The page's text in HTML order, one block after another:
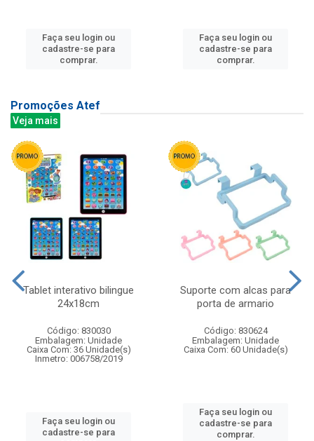
Faça seu login ou
cadastre-se para
comprar.
Faça seu login ou
cadastre-se para
comprar.
Promoções Atef
Veja mais
Tablet interativo bilingue
24x18cm
Código: 830030
Embalagem: Unidade
Caixa Com: 36 Unidade(s)
Inmetro: 006758/2019
Faça seu login ou
cadastre-se para
Suporte com alcas para
porta de armario
Código: 830624
Embalagem: Unidade
Caixa Com: 60 Unidade(s)
Faça seu login ou
cadastre-se para
comprar.